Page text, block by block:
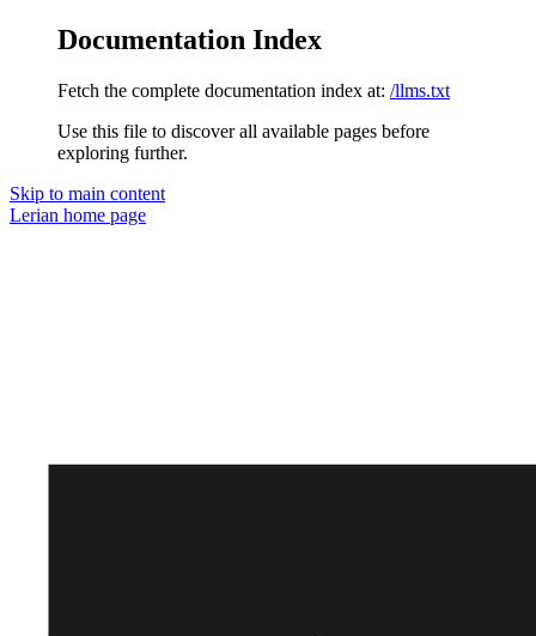
Documentation Index
Fetch the complete documentation index at: /llms.txt
Use this file to discover all available pages before
exploring further.
Skip to main content
Lerian home page